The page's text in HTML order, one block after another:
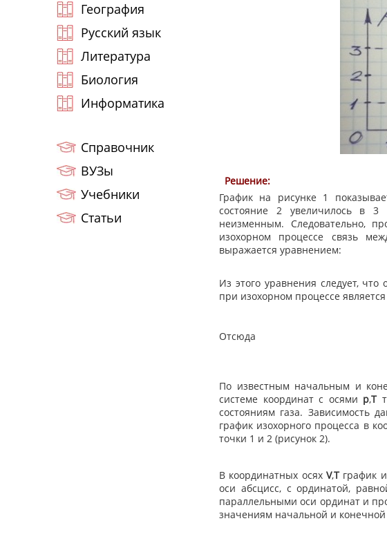
География
Русский язык
Литература
Биология
Информатика
Справочник
ВУЗы
Учебники
Статьи
Решение:
График на рисунке 1
состояние 2 увеличилось в 3
неизменным. Следовательно,
изохорном процессе связь
выражается уравнением:
Из этого уравнения следует,
при изохорном процессе
Отсюда
По известным начальным и
системе координат с осями p,T
состояниям газа. Зависимость
график изохорного процесса в
точки 1 и 2 (рисунок 2).
В координатных осяхV,Tграфик
оси абсцисс, с ординатой,
параллельными оси ординат и
значениям начальной и